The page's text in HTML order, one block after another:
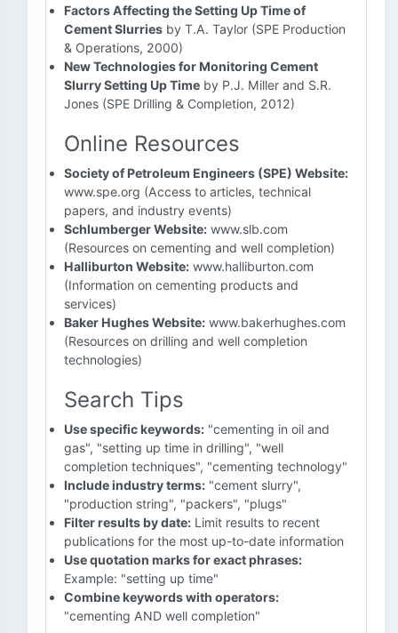
Factors Affecting the Setting Up Time of
Cement Slurries by T.A. Taylor (SPE Production
& Operations, 2000)
New Technologies for Monitoring Cement
Slurry Setting Up Time by P.J. Miller and S.R.
Jones (SPE Drilling & Completion, 2012)
Online Resources
Society of Petroleum Engineers (SPE) Website:
www.spe.org (Access to articles, technical
papers, and industry events)
Schlumberger Website: www.slb.com
(Resources on cementing and well completion)
Halliburton Website: www.halliburton.com
(Information on cementing products and
services)
Baker Hughes Website: www.bakerhughes.com
(Resources on drilling and well completion
technologies)
Search Tips
Use specific keywords: "cementing in oil and
gas", "setting up time in drilling", "well
completion techniques", "cementing technology"
Include industry terms: "cement slurry",
"production string", "packers", "plugs"
Filter results by date: Limit results to recent
publications for the most up-to-date information
Use quotation marks for exact phrases:
Example: "setting up time"
Combine keywords with operators:
"cementing AND well completion"